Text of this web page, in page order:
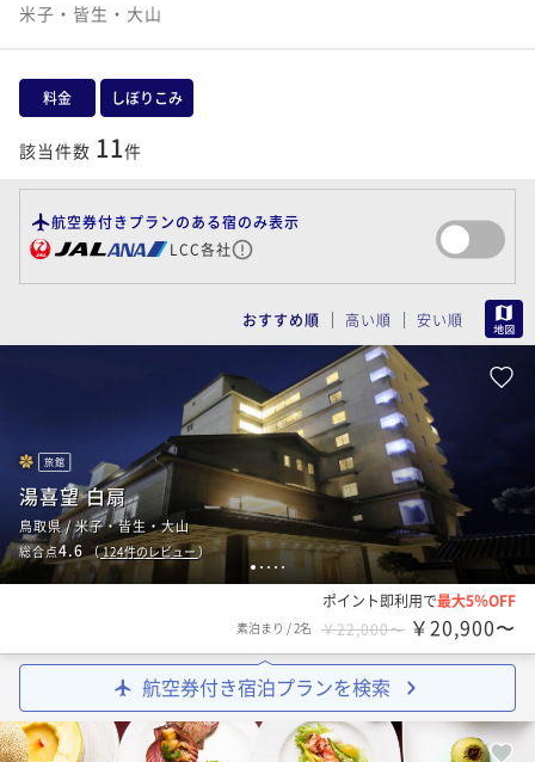
米子・皆生・大山
料金 しぼりこみ
該当件数 11件
航空券付きプランのある宿のみ表示
LCC各社
おすすめ順 高い順 安い順
1 2 3 4 5
旅館
湯喜望 白扇
鳥取県 / 米子・皆生・大山
総合点4.6 （124件のレビュー）
ポイント即利用で最大5％OFF
素泊まり /2名 ￥22,000〜 ￥20,900〜
航空券付き宿泊プランを検索